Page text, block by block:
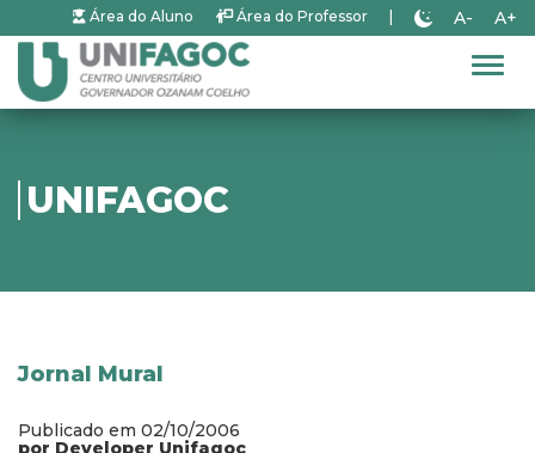
Área do Aluno Área do Professor A- A+
UNIFAGOC
Jornal Mural
Publicado em 02/10/2006
por Developer Unifagoc